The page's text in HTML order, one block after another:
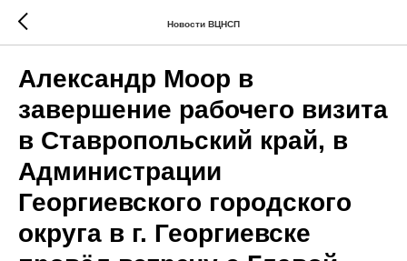
Новости ВЦНСП
Александр Моор в
завершение рабочего визита
в Ставропольский край, в
Администрации
Георгиевского городского
округа в г. Георгиевске